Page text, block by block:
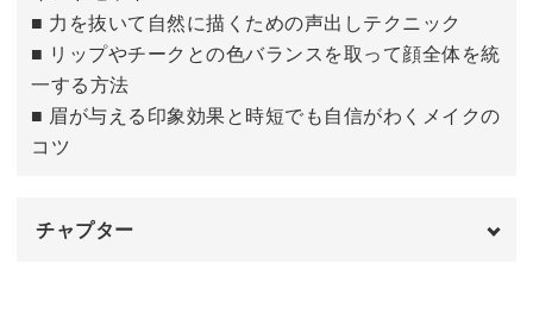
■ 力を抜いて自然に描くための声出しテクニック
■ リップやチークとの色バランスを取って顔全体を統
一する方法
■ 眉が与える印象効果と時短でも自信がわくメイクの
コツ
チャプター